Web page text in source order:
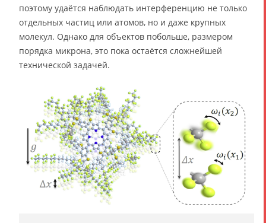
поэтому удаётся наблюдать интерференцию не только
отдельных частиц или атомов, но и даже крупных
молекул. Однако для объектов побольше, размером
порядка микрона, это пока остаётся сложнейшей
технической задачей.